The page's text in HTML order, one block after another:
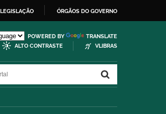
LEGISLAÇÃO ÓRGÃOS DO GOVERNO
POWERED BY
TRANSLATE
ALTO CONTRASTE
VLIBRAS